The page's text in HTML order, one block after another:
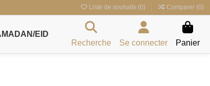
Liste de souhaits (0) Comparer (0)
EID
Recherche
Se connecter Panier